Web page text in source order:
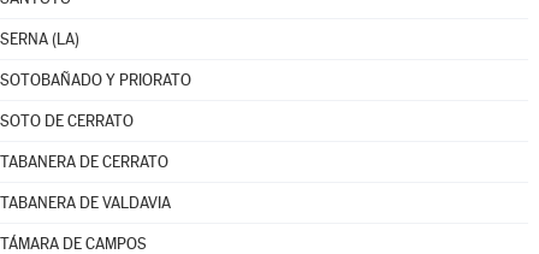
SERNA (LA)
SOTOBAÑADO Y PRIORATO
SOTO DE CERRATO
TABANERA DE CERRATO
TABANERA DE VALDAVIA
TÁMARA DE CAMPOS